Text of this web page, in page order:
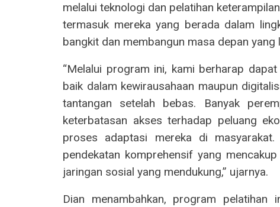
melalui teknologi dan pelatihan
termasuk mereka yang berada dalam
bangkit dan membangun masa depan yang
“Melalui program ini, kami berharap
baik dalam kewirausahaan maupun
tantangan setelah bebas. Banyak
keterbatasan akses terhadap peluang
proses adaptasi mereka di
pendekatan komprehensif yang
jaringan sosial yang mendukung,” ujarnya.
Dian menambahkan, program